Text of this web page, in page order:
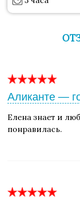
Аликанте —
Елена знает и
понравилась.